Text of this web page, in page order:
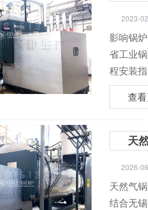
2023-
影响锅
省工业
程安装
查
天
2026-
天然气
结合无